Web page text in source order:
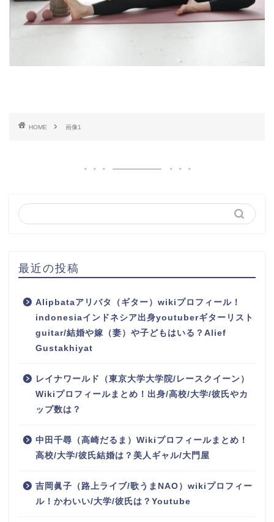
HOME 画像1
最近の投稿
Alipbataアリバタ（ギター）wikiプロフィール！
indonesiaインドネシア出身youtuberギターリスト
guitar/結婚や嫁（妻）や子どもはいる？Alief
Gustakhiyat
レイナワールド（東京大学大学院/レースクイーン）
Wikiプロフィールまとめ！出身/高校/大学/彼氏やカ
ップ数は？
中田千尋（高崎だるま）Wikiプロフィールまとめ！
高校/大学/彼氏結婚は？美人ギャル/大門屋
吉岡眞子（路上ライブ/歌うまNAO）wikiプロフィー
ル！かわいい/大学/彼氏は？Youtube